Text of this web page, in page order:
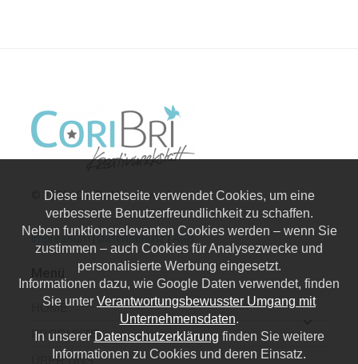
© 2026 | CoriBri Kreativwerkstatt
Impressum|Datenschutz|AGB
HOME
PRODUKTE
ÜBER UNS
Diese Internetseite verwendet Cookies, um eine
verbesserte Benutzerfreundlichkeit zu schaffen.
Neben funktionsrelevanten Cookies werden – wenn Sie
zustimmen – auch Cookies für Analysezwecke und
personalisierte Werbung eingesetzt.
Informationen dazu, wie Google Daten verwendet, finden
Sie unter Verantwortungsbewusster Umgang mit
Unternehmensdaten.
In unserer Datenschutzerklärung finden Sie weitere
Informationen zu Cookies und deren Einsatz.